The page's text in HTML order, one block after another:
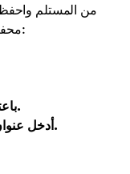
محفظة مونيرو الخاصة بك، اتبع الخطوات التالية:
اختر XMR باعتباره العملة التي تريد تحويلها.
أدخل عنوان محفظة المستلم في الحقل المخصص.